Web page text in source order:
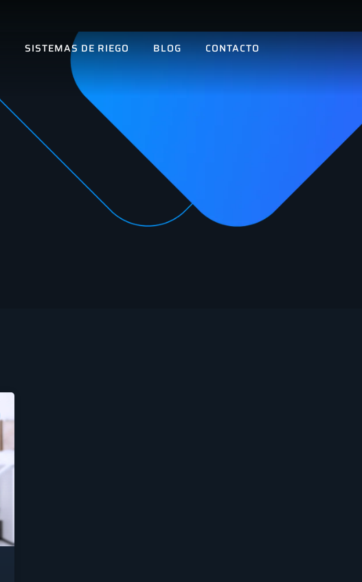
SISTEMAS DE RIEGO BLOG CONTACTO